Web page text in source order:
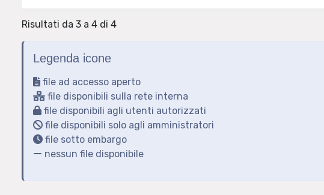
Risultati da 3 a 4 di 4
Legenda icone
file ad accesso aperto
file disponibili sulla rete interna
file disponibili agli utenti autorizzati
file disponibili solo agli amministratori
file sotto embargo
nessun file disponibile